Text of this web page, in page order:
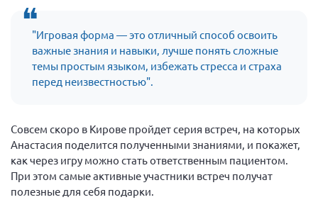
Вице-президент Валюх М.В.
Вице-президент Чернова А.В.
Вице-президент Цикорин И.В.
Вице-президент Груба Л.В.
Конференция ОООИБРС 2025
Экспертный совет ОООИБРС 2025
Конференция ОООИБРС 2024
"Игровая форма — это отличный способ освоить
важные знания и навыки, лучше понять сложные
темы простым языком, избежать стресса и страха
перед неизвестностью".
Совсем скоро в Кирове пройдет серия встреч, на которых
Анастасия поделится полученными знаниями, и покажет,
как через игру можно стать ответственным пациентом.
При этом самые активные участники встреч получат
полезные для себя подарки.